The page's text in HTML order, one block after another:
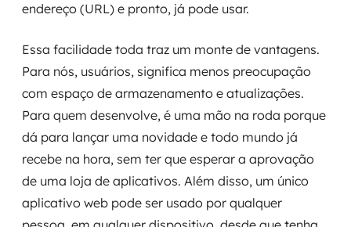
endereço (URL) e pronto, já pode usar.
Essa facilidade toda traz um monte de vantagens.
Para nós, usuários, significa menos preocupação
com espaço de armazenamento e atualizações.
Para quem desenvolve, é uma mão na roda porque
dá para lançar uma novidade e todo mundo já
recebe na hora, sem ter que esperar a aprovação
de uma loja de aplicativos. Além disso, um único
aplicativo web pode ser usado por qualquer